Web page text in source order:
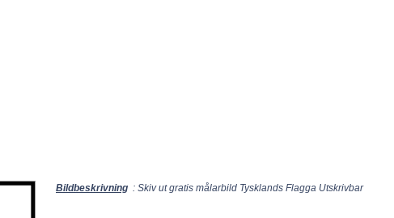
Bildbeskrivning : Skiv ut gratis målarbild Tysklands Flagga Utskrivbar